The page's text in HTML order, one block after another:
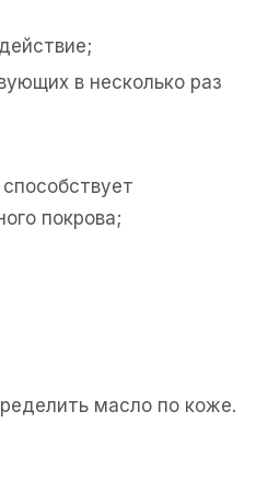
в несколько раз
покрова;
масло по коже.